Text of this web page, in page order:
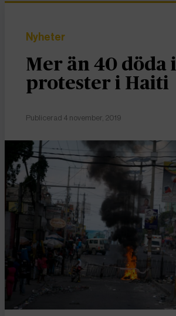
Nyheter
Mer än 40 döda i
protester i Haiti
Publicerad 4 november, 2019